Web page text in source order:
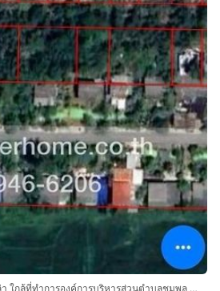
ที่ดินเปล่า 100 ตร.ว. ที่ดินเปล่า ใกล้ที่ทำการองค์การบริหารส่วนตำบลชุมพล ถนนลำลูกกา ถนนรังสิต-นครนายก องครักษ์ นครนายก